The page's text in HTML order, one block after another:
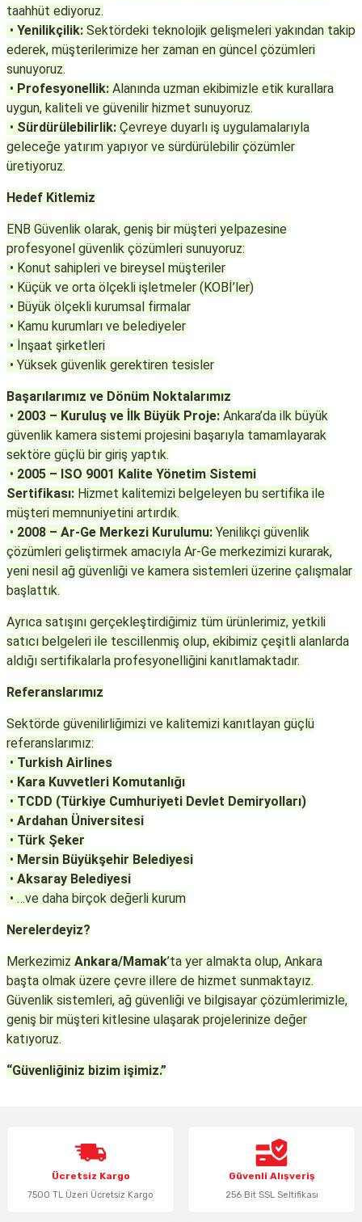
taahhüt ediyoruz.
• Yenilikçilik: Sektördeki teknolojik gelişmeleri yakından takip
ederek, müşterilerimize her zaman en güncel çözümleri
sunuyoruz.
• Profesyonellik: Alanında uzman ekibimizle etik kurallara
uygun, kaliteli ve güvenilir hizmet sunuyoruz.
• Sürdürülebilirlik: Çevreye duyarlı iş uygulamalarıyla
geleceğe yatırım yapıyor ve sürdürülebilir çözümler
üretiyoruz.
Hedef Kitlemiz
ENB Güvenlik olarak, geniş bir müşteri yelpazesine
profesyonel güvenlik çözümleri sunuyoruz:
• Konut sahipleri ve bireysel müşteriler
• Küçük ve orta ölçekli işletmeler (KOBİ’ler)
• Büyük ölçekli kurumsal firmalar
• Kamu kurumları ve belediyeler
• İnşaat şirketleri
• Yüksek güvenlik gerektiren tesisler
Başarılarımız ve Dönüm Noktalarımız
• 2003 – Kuruluş ve İlk Büyük Proje: Ankara’da ilk büyük
güvenlik kamera sistemi projesini başarıyla tamamlayarak
sektöre güçlü bir giriş yaptık.
• 2005 – ISO 9001 Kalite Yönetim Sistemi
Sertifikası: Hizmet kalitemizi belgeleyen bu sertifika ile
müşteri memnuniyetini artırdık.
• 2008 – Ar-Ge Merkezi Kurulumu: Yenilikçi güvenlik
çözümleri geliştirmek amacıyla Ar-Ge merkezimizi kurarak,
yeni nesil ağ güvenliği ve kamera sistemleri üzerine çalışmalar
başlattık.
Ayrıca satışını gerçekleştirdiğimiz tüm ürünlerimiz, yetkili
satıcı belgeleri ile tescillenmiş olup, ekibimiz çeşitli alanlarda
aldığı sertifikalarla profesyonelliğini kanıtlamaktadır.
Referanslarımız
Sektörde güvenilirliğimizi ve kalitemizi kanıtlayan güçlü
referanslarımız:
• Turkish Airlines
• Kara Kuvvetleri Komutanlığı
• TCDD (Türkiye Cumhuriyeti Devlet Demiryolları)
• Ardahan Üniversitesi
• Türk Şeker
• Mersin Büyükşehir Belediyesi
• Aksaray Belediyesi
• …ve daha birçok değerli kurum
Nerelerdeyiz?
Merkezimiz Ankara/Mamak’ta yer almakta olup, Ankara
başta olmak üzere çevre illere de hizmet sunmaktayız.
Güvenlik sistemleri, ağ güvenliği ve bilgisayar çözümlerimizle,
geniş bir müşteri kitlesine ulaşarak projelerinize değer
katıyoruz.
“Güvenliğiniz bizim işimiz.”
Ücretsiz Kargo
7500 TL Üzeri Ücretsiz Kargo
Güvenli Alışveriş
256 Bit SSL Seltifikası